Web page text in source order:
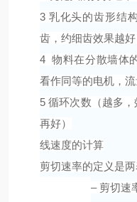
3 乳化头的齿形结
齿，约细齿效果越好
4 物料在分散墙体
看作同等的电机，流
5 循环次数（越多
再好）
线速度的计算
剪切速率的定义是
– 剪切